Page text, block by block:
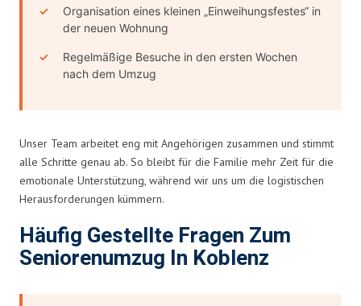
Organisation eines kleinen „Einweihungsfestes“ in
der neuen Wohnung
Regelmäßige Besuche in den ersten Wochen
nach dem Umzug
Unser Team arbeitet eng mit Angehörigen zusammen und stimmt
alle Schritte genau ab. So bleibt für die Familie mehr Zeit für die
emotionale Unterstützung, während wir uns um die logistischen
Herausforderungen kümmern.
Häufig Gestellte Fragen Zum
Seniorenumzug In Koblenz